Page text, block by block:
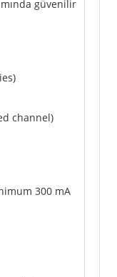
güvenilir
channel)
300 mA